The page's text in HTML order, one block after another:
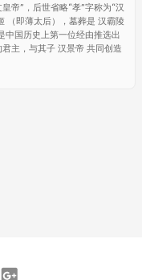
帝”，后世省略“孝”字称为“汉
（即薄太后），墓葬是 汉霸陵
中国历史上第一位经由推选出
主，与其子 汉景帝 共同创造